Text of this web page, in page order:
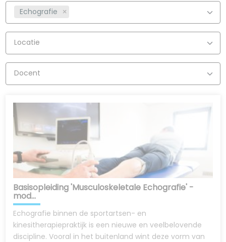
Echografie
Locatie
Docent
Basisopleiding 'Musculoskeletale Echografie' -
mod...
Echografie binnen de sportartsen- en
kinesitherapiepraktijk is een nieuwe en veelbelovende
discipline. Vooral in het buitenland wint deze vorm van